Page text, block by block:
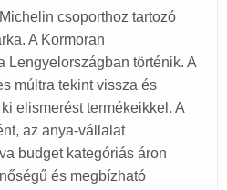
csoporthoz tartozó
A Kormoran
Lengyelországban történik. A
múltra tekint vissza és
elismerést termékeikkel. A
az anya-vállalat
budget kategóriás áron
és megbízható